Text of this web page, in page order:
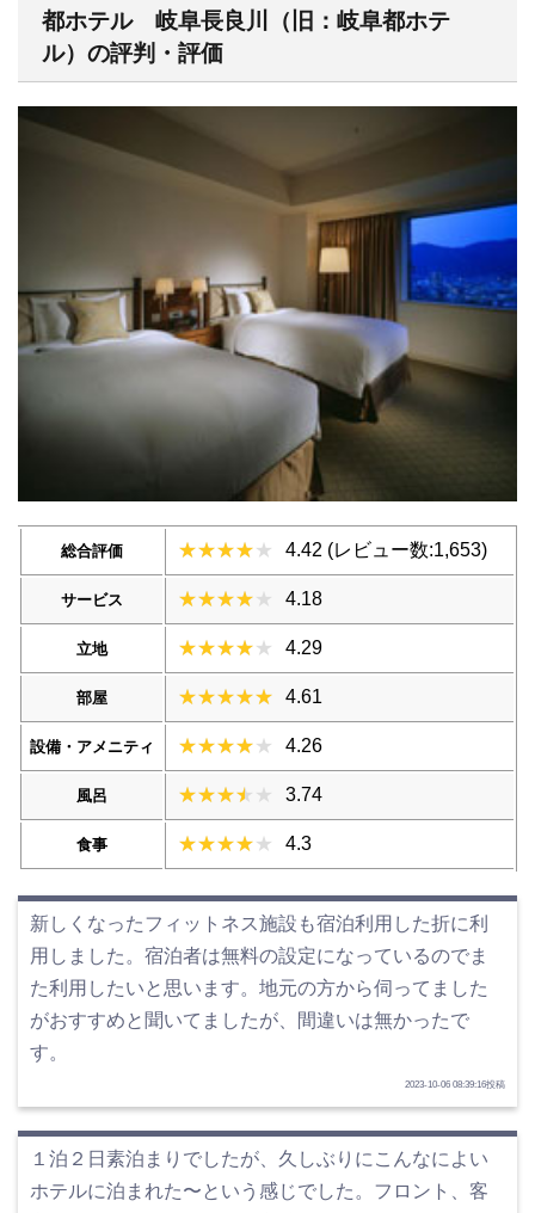
都ホテル 岐阜長良川（旧：岐阜都ホテ
ル）の評判・評価
総合評価 4.42 (レビュー数:1,653)
サービス 4.18
立地 4.29
部屋 4.61
設備・アメニティ 4.26
風呂 3.74
食事 4.3
新しくなったフィットネス施設も宿泊利用した折に利
用しました。宿泊者は無料の設定になっているのでま
た利用したいと思います。地元の方から伺ってました
がおすすめと聞いてましたが、間違いは無かったで
す。
2023-10-06 08:39:16投稿
１泊２日素泊まりでしたが、久しぶりにこんなによい
ホテルに泊まれた〜という感じでした。フロント、客